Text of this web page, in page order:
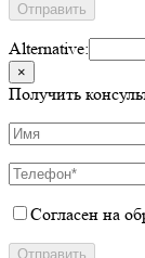
Alternative:
×
Получить
Согласен на